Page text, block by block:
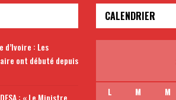
: Les
ont débuté depuis
: « Le Ministre
CALENDRIER
L M M